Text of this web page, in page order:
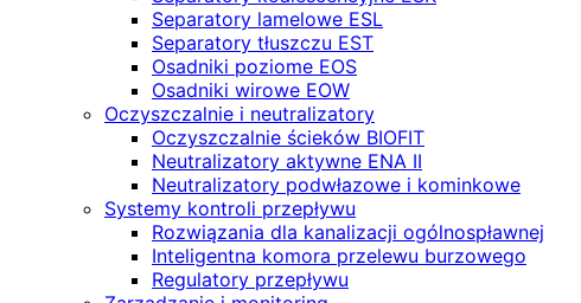
Separatory lamelowe ESL
Separatory tłuszczu EST
Osadniki poziome EOS
Osadniki wirowe EOW
Oczyszczalnie i neutralizatory
Oczyszczalnie ścieków BIOFIT
Neutralizatory aktywne ENA II
Neutralizatory podwłazowe i kominkowe
Systemy kontroli przepływu
Rozwiązania dla kanalizacji ogólnospławnej
Inteligentna komora przelewu burzowego
Regulatory przepływu